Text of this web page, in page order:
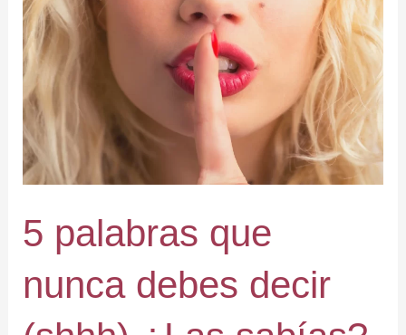
5 palabras que
nunca debes decir
palabras
que
nunca
debes
decir
(shhh)
¿Las
sabías?